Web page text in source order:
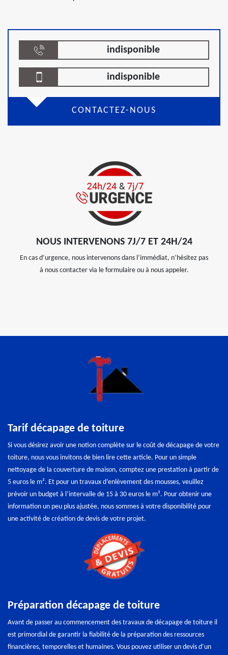
indisponible
indisponible
CONTACTEZ-NOUS
NOUS INTERVENONS 7J/7 ET 24H/24
En cas d’urgence, nous intervenons dans l’immédiat, n’hésitez pas
à nous contacter via le formulaire ou à nous appeler.
Tarif décapage de toiture
Si vous désirez avoir une notion complète sur le coût de décapage de votre
toiture, nous vous invitons de bien lire cette article. Pour un simple
nettoyage de la couverture de maison, comptez une prestation à partir de
5 euros le m². Et pour un travaux d’enlèvement des mousses, veuillez
prévoir un budget à l’intervalle de 15 à 30 euros le m². Pour obtenir une
information un peu plus ajustée, nous sommes à votre disponibilité pour
une activité de création de devis de votre projet.
Préparation décapage de toiture
Avant de passer au commencement des travaux de décapage de toiture il
est primordial de garantir la fiabilité de la préparation des ressources
financières, temporelles et humaines. Vous pouvez utiliser un devis d’un